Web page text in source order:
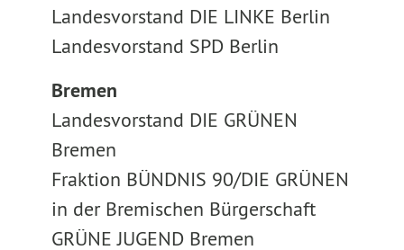
Landesvorstand DIE LINKE Berlin
Landesvorstand SPD Berlin
Bremen
Landesvorstand DIE GRÜNEN
Bremen
Fraktion BÜNDNIS 90/DIE GRÜNEN
in der Bremischen Bürgerschaft
GRÜNE JUGEND Bremen